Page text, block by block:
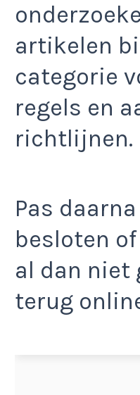
artikelen
categorie
regels en
richtlijnen.
Pas
besloten
al dan niet
terug